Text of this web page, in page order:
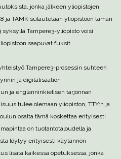
jonka jälkeen yliopistojen
ja TAMK sulautetaan yliopistoon tämän
Tampere3-yliopisto voisi
saapuvat fuksit.
Tampere3-prosessin suhteen
ja digitalisaation
ja englanninkielisen tarjonnan
tulee olemaan yliopiston, TTY:n ja
osalta tämä koskettaa erityisesti
on tuotantotaloudella ja
löytyy erityisesti käytännön
lisätä kaikessa opetuksessa, jonka